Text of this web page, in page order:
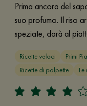
Prima ancora del
suo profumo. Il riso
speziate, darà al
Ricette veloci Primi
Ricette di polpette